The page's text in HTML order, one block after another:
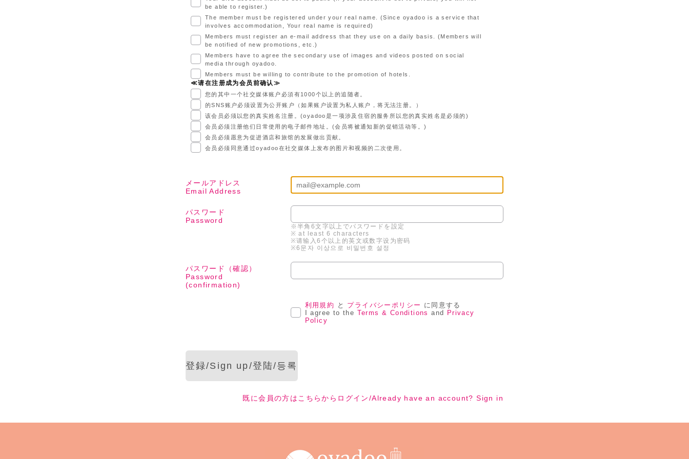
be able to register.)
The member must be registered under your real name. (Since oyadoo is a service that
involves accommodation, Your real name is required)
Members must register an e-mail address that they use on a daily basis. (Members will
be notified of new promotions, etc.)
Members have to agree the secondary use of images and videos posted on social
media through oyadoo.
Members must be willing to contribute to the promotion of hotels.
≪请在注册成为会员前确认≫
您的其中一个社交媒体账户必須有1000个以上的追随者。
的SNS账户必须设置为公开账户（如果账户设置为私人账户，将无法注册。）
该会员必须以您的真实姓名注册。(oyadoo是一项涉及住宿的服务所以您的真实姓名是必须的)
会员必须注册他们日常使用的电子邮件地址。(会员将被通知新的促销活动等。)
会员必须愿意为促进酒店和旅馆的发展做出贡献。
会员必须同意通过oyadoo在社交媒体上发布的图片和视频的二次使用。
メールアドレス
Email Address
パスワード
Password
※半角6文字以上でパスワードを設定
※ at least 6 characters
※请输入6个以上的英文或数字设为密码
※6문자 이상으로 비밀번호 설정
パスワード（確認）
Password
(confirmation)
利用規約 と プライバシーポリシー
に同意する
I agree to the
Terms & Conditions and
Privacy
Policy
既に会員の方はこちらからログイン/Already have an account? Sign in